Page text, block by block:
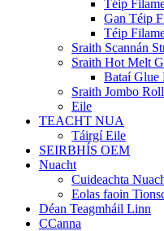
Téip
Gan Téip
Téip
Sraith Scannán
Sraith Hot Melt
Bataí Glue
Sraith Jombo Roll
Eile
TEACHT NUA
Táirgí Eile
SEIRBHÍS OEM
Nuacht
Cuideachta
Eolas faoin
Déan Teagmháil Linn
CCanna